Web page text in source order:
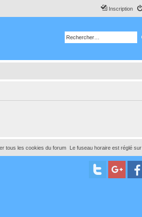
Inscription
Le fuseau horaire est réglé sur
tous les cookies du forum